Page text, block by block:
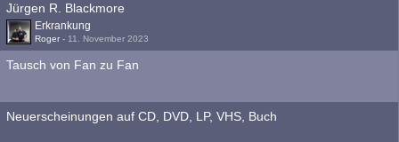
Jürgen R. Blackmore
Erkrankung
Roger - 11. November 2023
Tausch von Fan zu Fan
Neuerscheinungen auf CD, DVD, LP, VHS, Buch